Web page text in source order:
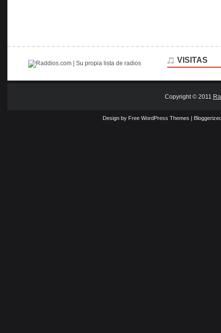
VISITAS
Copyright © 2011
Design by Free WordPress Themes |